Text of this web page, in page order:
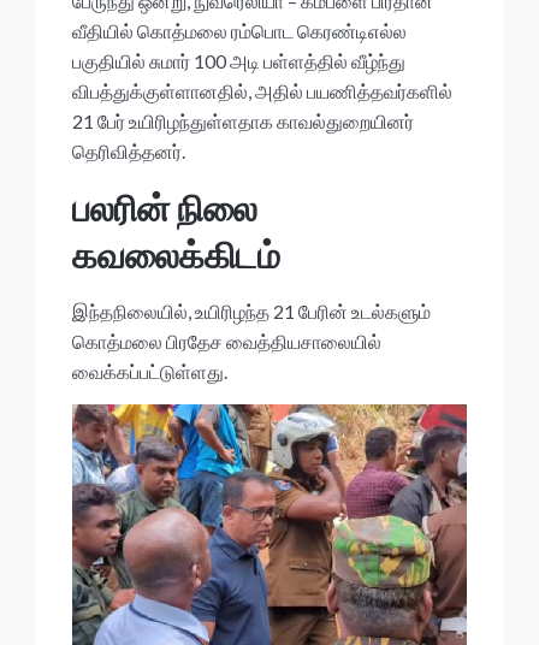
வீதியில் கொத்மலை ரம்பொட கெரண்டிஎல்ல
பகுதியில் சுமார் 100 அடி பள்ளத்தில் வீழ்ந்து
விபத்துக்குள்ளானதில், அதில் பயணித்தவர்களில்
21 பேர் உயிரிழந்துள்ளதாக காவல்துறையினர்
தெரிவித்தனர்.
பலரின் நிலை
கவலைக்கிடம்
இந்தநிலையில், உயிரிழந்த 21 பேரின் உடல்களும்
கொத்மலை பிரதேச வைத்தியசாலையில்
வைக்கப்பட்டுள்ளது.